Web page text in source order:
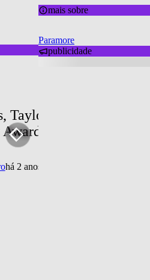
Taylor Swift e
2024; veja a lista!
há 2 anos
mais sobre
Paramore
publicidade